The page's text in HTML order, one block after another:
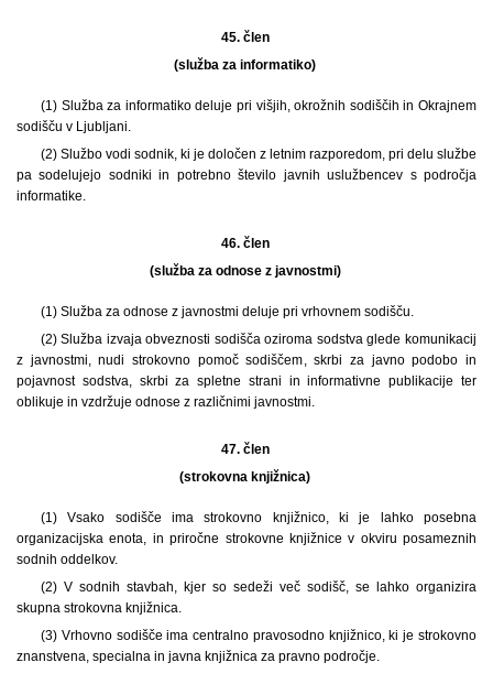
45. člen
(služba za informatiko)
(1) Služba za informatiko deluje pri višjih, okrožnih sodiščih in Okrajnem
sodišču v Ljubljani.
(2) Službo vodi sodnik, ki je določen z letnim razporedom, pri delu službe
pa sodelujejo sodniki in potrebno število javnih uslužbencev s področja
informatike.
46. člen
(služba za odnose z javnostmi)
(1) Služba za odnose z javnostmi deluje pri vrhovnem sodišču.
(2) Služba izvaja obveznosti sodišča oziroma sodstva glede komunikacij
z javnostmi, nudi strokovno pomoč sodiščem, skrbi za javno podobo in
pojavnost sodstva, skrbi za spletne strani in informativne publikacije ter
oblikuje in vzdržuje odnose z različnimi javnostmi.
47. člen
(strokovna knjižnica)
(1) Vsako sodišče ima strokovno knjižnico, ki je lahko posebna
organizacijska enota, in priročne strokovne knjižnice v okviru posameznih
sodnih oddelkov.
(2) V sodnih stavbah, kjer so sedeži več sodišč, se lahko organizira
skupna strokovna knjižnica.
(3) Vrhovno sodišče ima centralno pravosodno knjižnico, ki je strokovno
znanstvena, specialna in javna knjižnica za pravno področje.